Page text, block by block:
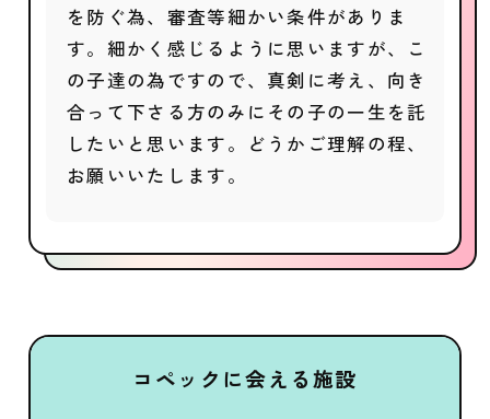
を防ぐ為、審査等細かい条件がありま
す。細かく感じるように思いますが、こ
の子達の為ですので、真剣に考え、向き
合って下さる方のみにその子の一生を託
したいと思います。どうかご理解の程、
お願いいたします。
コペックに会える施設